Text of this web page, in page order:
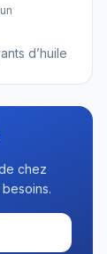
d’huile
chez